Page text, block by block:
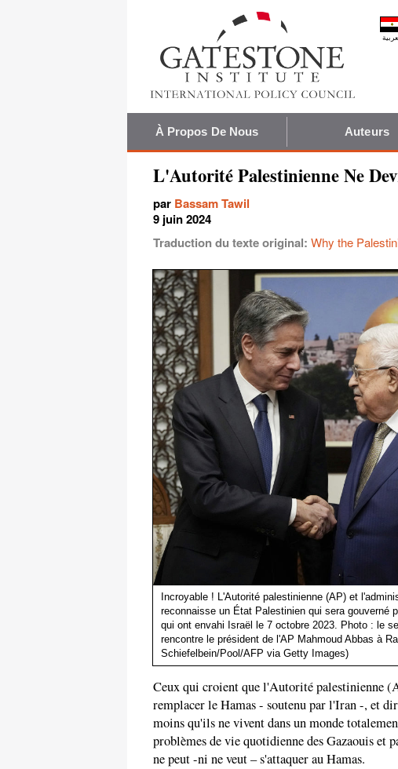
À Propos De Nous Auteurs
L'Autorité Palestinienne Ne
par Bassam Tawil
9 juin 2024
Traduction du texte original: Why the
Incroyable ! L'Autorité palestinienne (AP) et
reconnaisse un État Palestinien qui sera gouverné
qui ont envahi Israël le 7 octobre 2023. Photo : le
rencontre le président de l'AP Mahmoud Abbas à
Schiefelbein/Pool/AFP via Getty Images)
Ceux qui croient que l'Autorité palestinienne
remplacer le Hamas - soutenu par l'Iran -, et
moins qu'ils ne vivent dans un monde
problèmes de vie quotidienne des Gazaouis et
ne peut -ni ne veut – s'attaquer au Hamas.